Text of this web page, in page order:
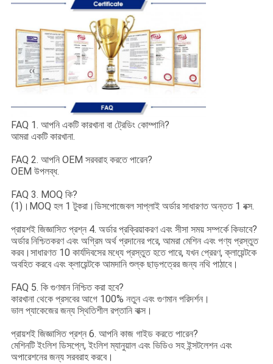
FAQ 1. আপনি একটি কারখানা বা ট্রেডিং কোম্পানি?
আমরা একটি কারখানা.
FAQ 2. আপনি OEM সরবরাহ করতে পারেন?
OEM উপলব্ধ.
FAQ 3. MOQ কি?
(1)।MOQ হল 1 টুকরা।ডিসপোজেবল সাপ্লাই অর্ডার সাধারণত অন্তত 1 বক্স.
প্রায়শই জিজ্ঞাসিত প্রশ্ন 4. অর্ডার প্রক্রিয়াকরণ এবং সীসা সময় সম্পর্কে কিভাবে?
অর্ডার নিশ্চিতকরণ এবং অগ্রিম অর্থ প্রদানের পরে, আমরা মেশিন এবং পণ্য প্রস্তুত
করব।সাধারণত 10 কার্যদিবসের মধ্যে প্রস্তুত হতে পারে, যখন প্রেরণ, ক্লায়েন্টকে
অবহিত করবে এবং ক্লায়েন্টকে আমদানি শুল্ক ছাড়পত্রের জন্য নথি পাঠাবে।
FAQ 5. কি গুণমান নিশ্চিত করা হবে?
কারখানা থেকে প্রসবের আগে 100% নতুন এবং গুণমান পরিদর্শন।
ভাল প্যাকেজের জন্য স্থিতিশীল রপ্তানি বাক্স।
প্রায়শই জিজ্ঞাসিত প্রশ্ন 6. আপনি কাজ গাইড করতে পারেন?
মেশিনটি ইংলিশ ডিসপ্লে, ইংলিশ ম্যানুয়াল এবং ভিডিও সহ ইন্সটলেশন এবং
অপারেশনের জন্য সরবরাহ করবে।